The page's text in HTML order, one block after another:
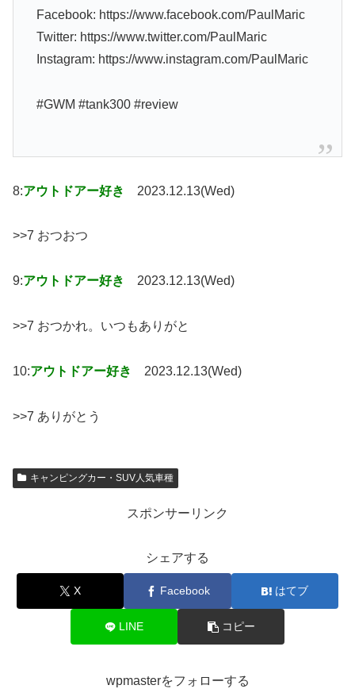
Facebook: https://www.facebook.com/PaulMaric
Twitter: https://www.twitter.com/PaulMaric
Instagram: https://www.instagram.com/PaulMaric
#GWM #tank300 #review
8:アウトドアー好き 2023.12.13(Wed)
>>7 おつおつ
9:アウトドアー好き 2023.12.13(Wed)
>>7 おつかれ。いつもありがと
10:アウトドアー好き 2023.12.13(Wed)
>>7 ありがとう
キャンピングカー・SUV人気車種
スポンサーリンク
シェアする
X Facebook はてブ
LINE コピー
wpmasterをフォローする